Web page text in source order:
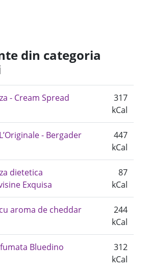
din categoria
- Cream Spread
317
kCal
- Bergader
447
kCal
dietetica
Exquisa
87
kCal
aroma de cheddar
244
kCal
Bluedino
312
kCal